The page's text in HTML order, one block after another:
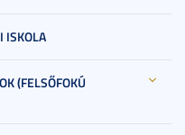
ISKOLA
(FELSŐFOKÚ